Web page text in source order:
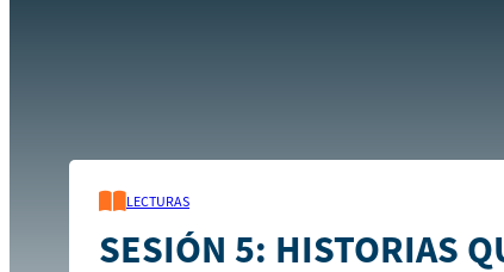
LECTURAS
SESIÓN 5: HISTORIAS